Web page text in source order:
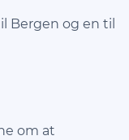
Bergen og en til
om at